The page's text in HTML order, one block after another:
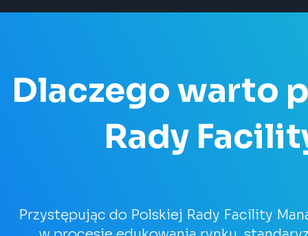
Przystępując do Polskiej Rady Facility
Dlaczego warto
Rady